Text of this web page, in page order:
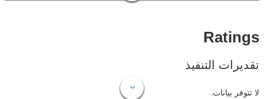
التنفيذ
بيانات.